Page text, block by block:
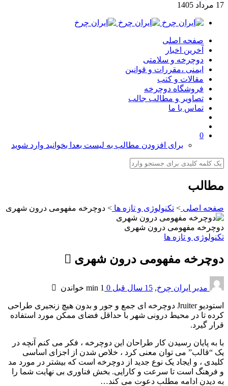
17 مرداد 1405
صفحه اصلی
آخرین اخبار
دوچرخه و سلامتی
ایمنی ،مقررات و قوانین
مقالات و کتب
فروشگاه دوچرخه
تصاویر و مطالب جالب
تماس با ما
0
برای افزودن مطالب به لیست بعدا بخوانید وارد شوید
مطالب
صفحه اصلی > تکنولوژی و تازه ها > دوچرخه مفهومی درون شهری
دوچرخه مفهومی درون شهری
تکنولوژی و تازه ها
دوچرخه مفهومی درون شهری
مدیر ایران چرخ, 15 سال قبل 0
1 min خواندن
استودیو Jruiter دوچرخه ای جمع و جور و بدون هیچ زنجیری طراحی
کرده تا در محیط درونی شهر با حداقل فضای ممکن مورد استفاده
قرار گیرد.
با به پایان رسیدن کار طراحان این دوچرخه ، فکر می کنم آنچه در
یک “قالب” می توان معنی کرد ، خلاص شدن از اجزای اساسی
کلیدی ، و ایجاد یک نوع جدید از دوچرخه است که بیشتر در مورد مد
و فرهنگ است تا سرعت و کارایی. بخش فناوری بی نهایت شما را
به دیدن ادامه مطلب دعوت می کند…